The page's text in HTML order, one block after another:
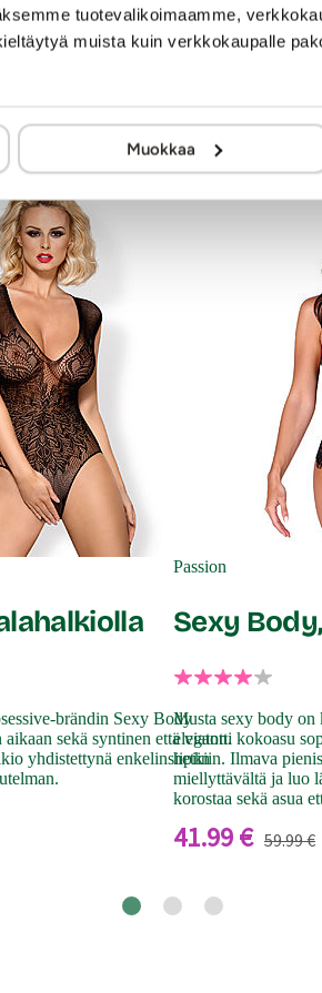
tuotevalikoimaamme,
muista kuin verkkokaupalle
Muokkaa
Vinkki:
saat20kredittiä hyväksytystä
brändin Sexy Body
sekä syntinen että viaton.
yhdistettynä enkelinsiipiin
Passion
Sexy
Musta sexy body
elegantti kokoasu
hetkiin. Ilmava
miellyttävältä ja luo
korostaa sekä asua
41.99 € 59.99 €